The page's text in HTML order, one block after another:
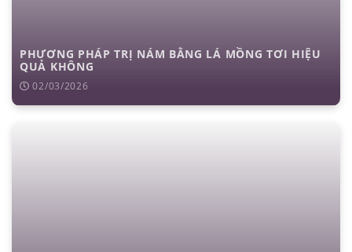
PHƯƠNG PHÁP TRỊ NÁM BẰNG LÁ MỒNG TƠI HIỆU
QUẢ KHÔNG
02/03/2026